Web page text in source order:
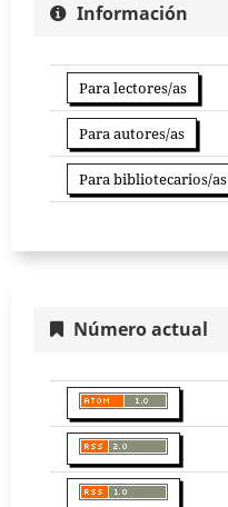
Información
Para lectores/as
Para autores/as
Para bibliotecarios/as
Número actual